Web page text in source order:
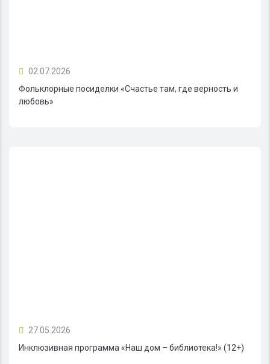
02.07.2026
Фольклорные посиделки «Счастье там, где верность и
любовь»
27.05.2026
Инклюзивная программа «Наш дом – библиотека!» (12+)